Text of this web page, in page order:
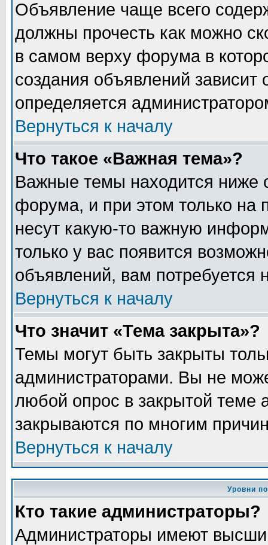
Объявление чаще всего
должны прочесть как можно
в самом верху форума в
создания объявлений зависит
определяется
Вернуться к началу
Что такое «Важная тема»?
Важные темы находится ниже
форума, и при этом только на
несут какую-то важную
только у вас появится
объявлений, вам потребуется
Вернуться к началу
Что значит «Тема закрыта»?
Темы могут быть закрыты
администраторами. Вы не
любой опрос в закрытой теме
закрываются по многим
Вернуться к началу
Уровни
Кто такие администраторы?
Администраторы имеют